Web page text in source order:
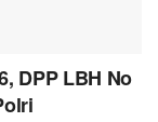
DPP LBH No